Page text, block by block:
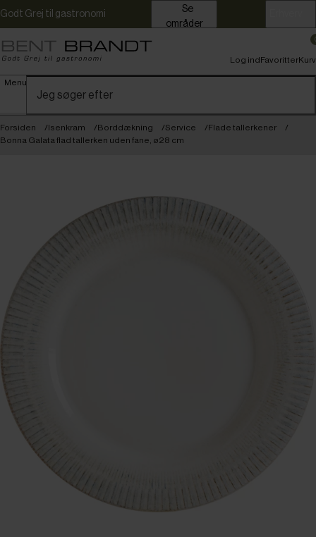
Godt Grej til gastronomi
områder
Menu
Log indFavoritterKurv
Forsiden Isenkram Borddækning Service
Flade tallerkener
Bonna Galata flad tallerken uden fane, ø28 cm